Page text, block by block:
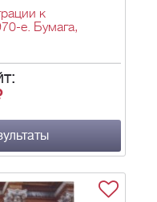
к
е. Бумага,